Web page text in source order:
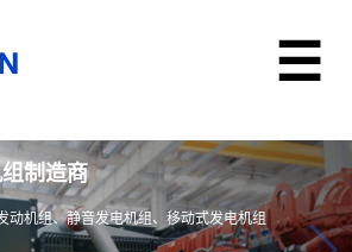
制造商
动机组、静音发电机组、移动式发电机组